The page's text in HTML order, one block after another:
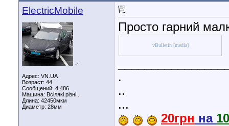
ElectricMobile
♂
Адрес: VN.UA
Возраст: 44
Сообщений: 4,486
Машина: Всілякі різні...
Длина: 42450мкм
Диаметр: 28мм
Просто гарний
vBulletin [media]
.
..
...
20грн на